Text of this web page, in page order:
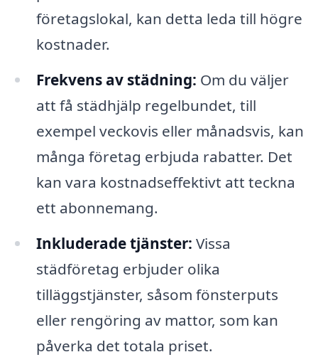
företagslokal, kan detta leda till högre
kostnader.
Frekvens av städning: Om du väljer
att få städhjälp regelbundet, till
exempel veckovis eller månadsvis, kan
många företag erbjuda rabatter. Det
kan vara kostnadseffektivt att teckna
ett abonnemang.
Inkluderade tjänster: Vissa
städföretag erbjuder olika
tilläggstjänster, såsom fönsterputs
eller rengöring av mattor, som kan
påverka det totala priset.